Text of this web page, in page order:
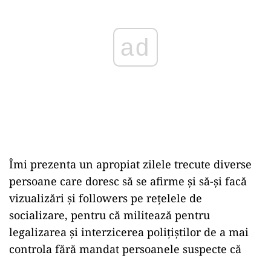
ad
Îmi prezenta un apropiat zilele trecute diverse
persoane care doresc să se afirme și să-și facă
vizualizări și followers pe rețelele de
socializare, pentru că militează pentru
legalizarea și interzicerea polițiștilor de a mai
controla fără mandat persoanele suspecte că